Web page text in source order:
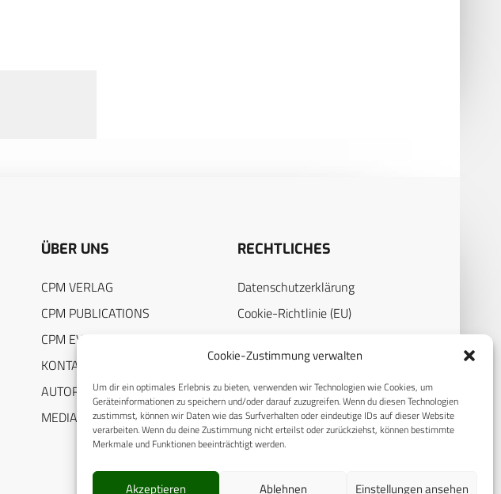
Cookie-Zustimmung verwalten
Um dir ein optimales Erlebnis zu bieten, verwenden wir Technologien wie Cookies, um
Geräteinformationen zu speichern und/oder darauf zuzugreifen. Wenn du diesen Technologien
zustimmst, können wir Daten wie das Surfverhalten oder eindeutige IDs auf dieser Website
verarbeiten. Wenn du deine Zustimmung nicht erteilst oder zurückziehst, können bestimmte
Merkmale und Funktionen beeinträchtigt werden.
Akzeptieren Ablehnen Einstellungen ansehen
ÜBER UNS
CPM VERLAG
CPM PUBLICATIONS
CPM EVENTS
KONTAKT
AUTORENHINWEISE
MEDIADATEN
RECHTLICHES
Datenschutzerklärung
Cookie-Richtlinie (EU)
Compliance
Impressum